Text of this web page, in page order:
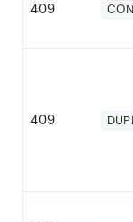
409
409